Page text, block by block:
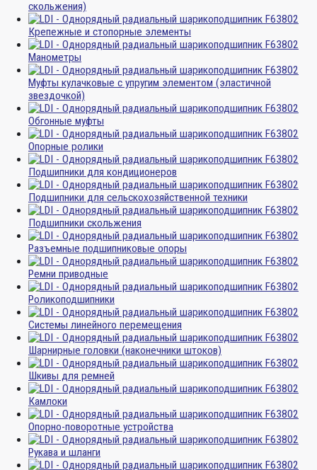
скольжения)
Крепежные и стопорные элементы
Манометры
Муфты кулачковые с упругим элементом (эластичной
звездочкой)
Обгонные муфты
Опорные ролики
Подшипники для кондиционеров
Подшипники для сельскохозяйственной техники
Подшипники скольжения
Разъемные подшипниковые опоры
Ремни приводные
Роликоподшипники
Системы линейного перемещения
Шарнирные головки (наконечники штоков)
Шкивы для ремней
Камлоки
Опорно-поворотные устройства
Рукава и шланги